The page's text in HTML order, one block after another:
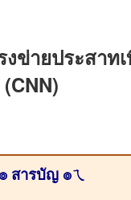
งข่ายประสาท
สารบัญ ๏ㄟ